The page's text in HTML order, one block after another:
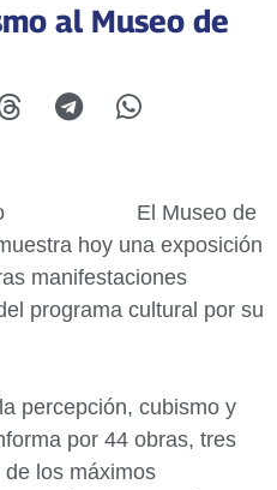
al Museo de
El Museo de
hoy una exposición
manifestaciones
programa cultural por su
percepción, cubismo y
por 44 obras, tres
los máximos